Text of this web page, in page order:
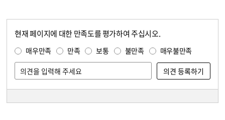
현재 페이지에 대한 만족도를 평가하여 주십시오.
매우만족 만족 보통 불만족 매우불만족